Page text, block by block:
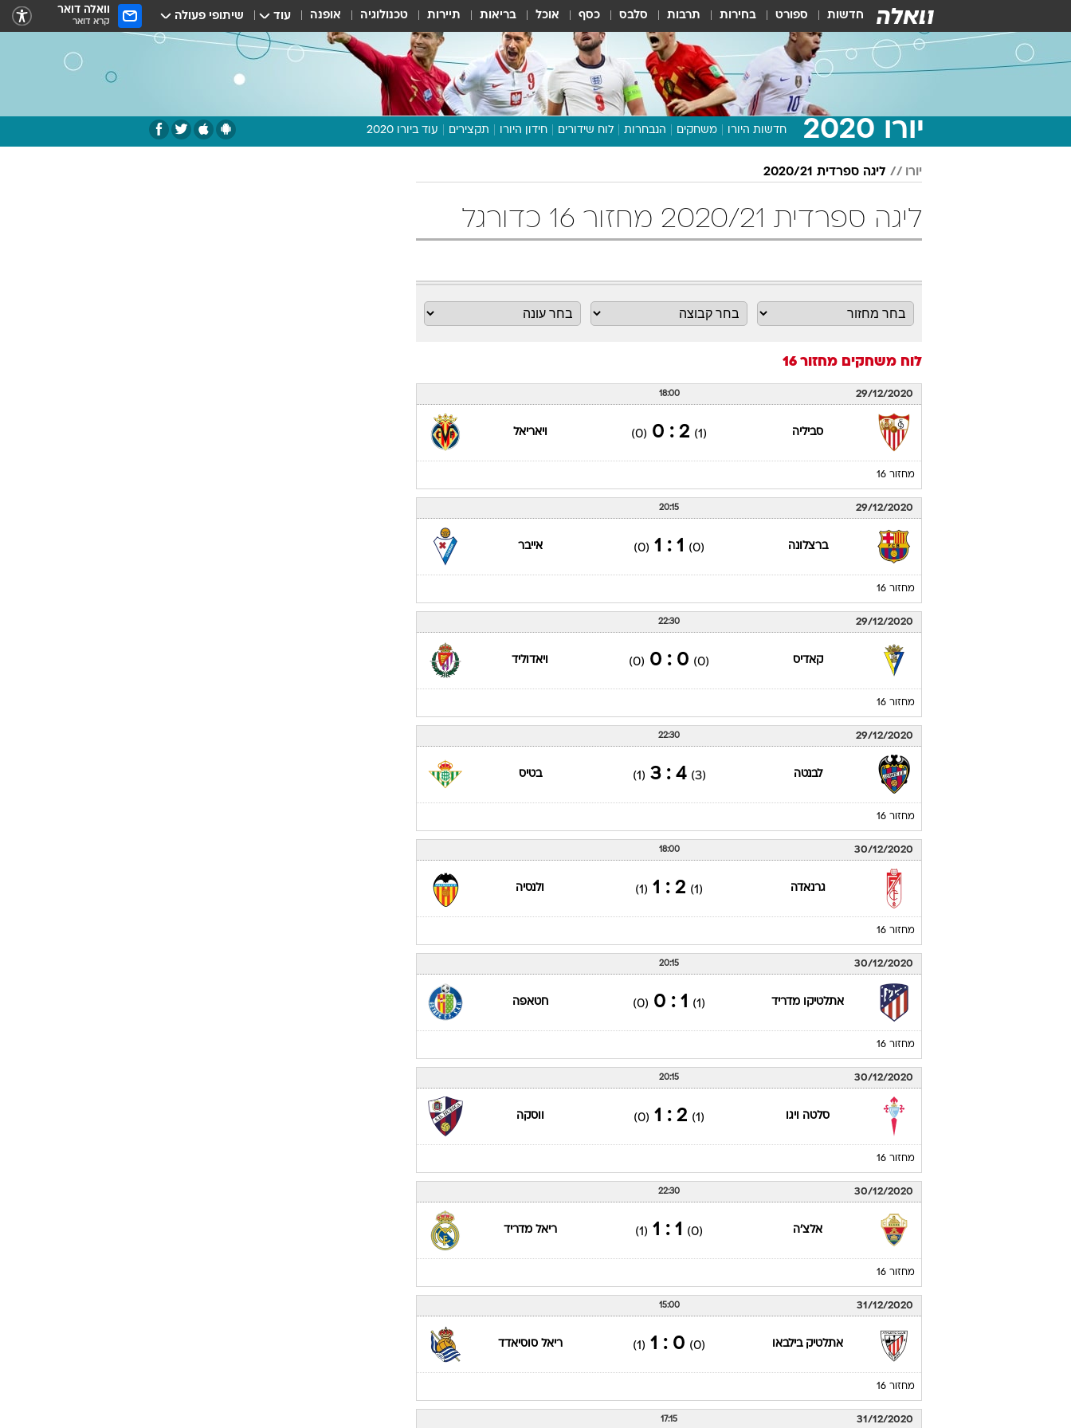
חדשות ספורט בחירות תרבות סלבס כסף אוכל בריאות תיירות טכנולוגיה אופנה עוד שיתופי פעולה וואלה דואר
קרא דואר
יורו 2020 חדשות היורו משחקים הנבחרות לוח שידורים חידון היורו תקצירים עוד ביורו 2020
תכנית היורו
יורו ליגה ספרדית 2020/21
ליגה ספרדית 2020/21 מחזור 16 כדורגל
לוח משחקים מחזור 16
29/12/2020
18:00
סביליה (1)
2 : 0
(0) ויאריאל
מחזור 16
29/12/2020
20:15
ברצלונה (0)
1 : 1
(0) אייבר
מחזור 16
29/12/2020
22:30
קאדיס (0)
0 : 0
(0) ויאדוליד
מחזור 16
29/12/2020
22:30
לבנטה (3)
4 : 3
(1) בטיס
מחזור 16
30/12/2020
18:00
גרנאדה (1)
2 : 1
(1) ולנסיה
מחזור 16
30/12/2020
20:15
אתלטיקו מדריד (1)
1 : 0
(0) חטאפה
מחזור 16
30/12/2020
20:15
סלטה ויגו (1)
2 : 1
(0) ווסקה
מחזור 16
30/12/2020
22:30
אלצ'ה (0)
1 : 1
(1) ריאל מדריד
מחזור 16
31/12/2020
15:00
אתלטיק בילבאו (0)
0 : 1
(1) ריאל סוסיאדד
מחזור 16
31/12/2020
17:15